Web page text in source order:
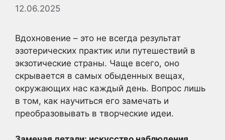
12.06.2025
Вдохновение – это не всегда результат
эзотерических практик или путешествий в
экзотические страны. Чаще всего, оно
скрывается в самых обыденных вещах,
окружающих нас каждый день. Вопрос лишь
в том, как научиться его замечать и
преобразовывать в творческие идеи.